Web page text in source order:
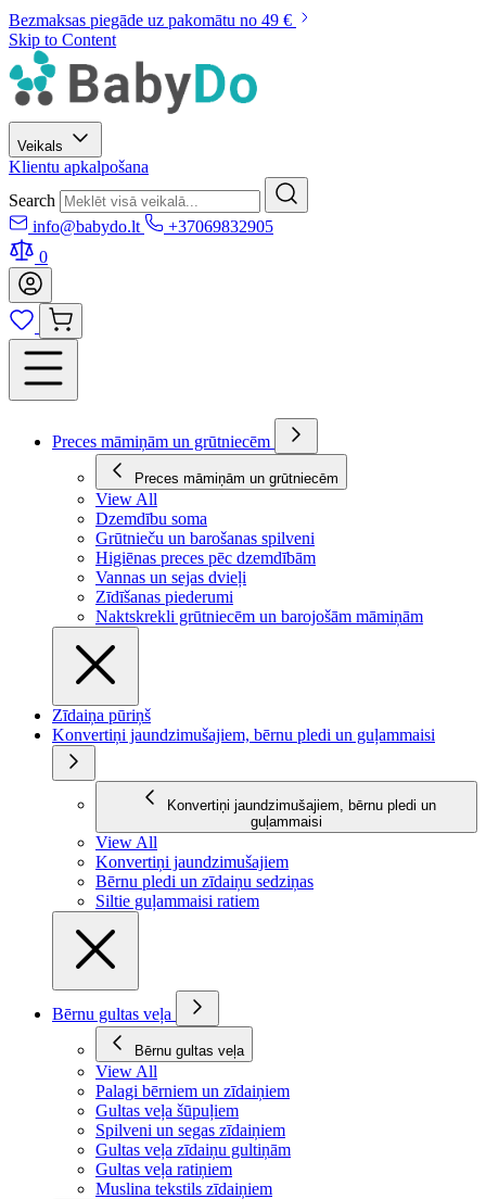
Bezmaksas piegāde uz pakomātu no 49 €
Skip to Content
Veikals
Klientu apkalpošana
Search
info@babydo.lt
+37069832905
0
Preces māmiņām un grūtniecēm
Preces māmiņām un grūtniecēm
View All
Dzemdību soma
Grūtnieču un barošanas spilveni
Higiēnas preces pēc dzemdībām
Vannas un sejas dvieļi
Zīdīšanas piederumi
Naktskrekli grūtniecēm un barojošām māmiņām
Zīdaiņa pūriņš
Konvertiņi jaundzimušajiem, bērnu pledi un guļammaisi
Konvertiņi jaundzimušajiem, bērnu pledi un
guļammaisi
View All
Konvertiņi jaundzimušajiem
Bērnu pledi un zīdaiņu sedziņas
Siltie guļammaisi ratiem
Bērnu gultas veļa
Bērnu gultas veļa
View All
Palagi bērniem un zīdaiņiem
Gultas veļa šūpuļiem
Spilveni un segas zīdaiņiem
Gultas veļa zīdaiņu gultiņām
Gultas veļa ratiņiem
Muslina tekstils zīdaiņiem